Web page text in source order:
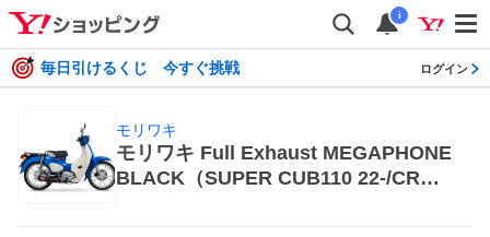
i
毎日引けるくじ 今すぐ挑戦 ログイン
モリワキ
モリワキ Full Exhaust MEGAPHONE
BLACK（SUPER CUB110 22-/CROS